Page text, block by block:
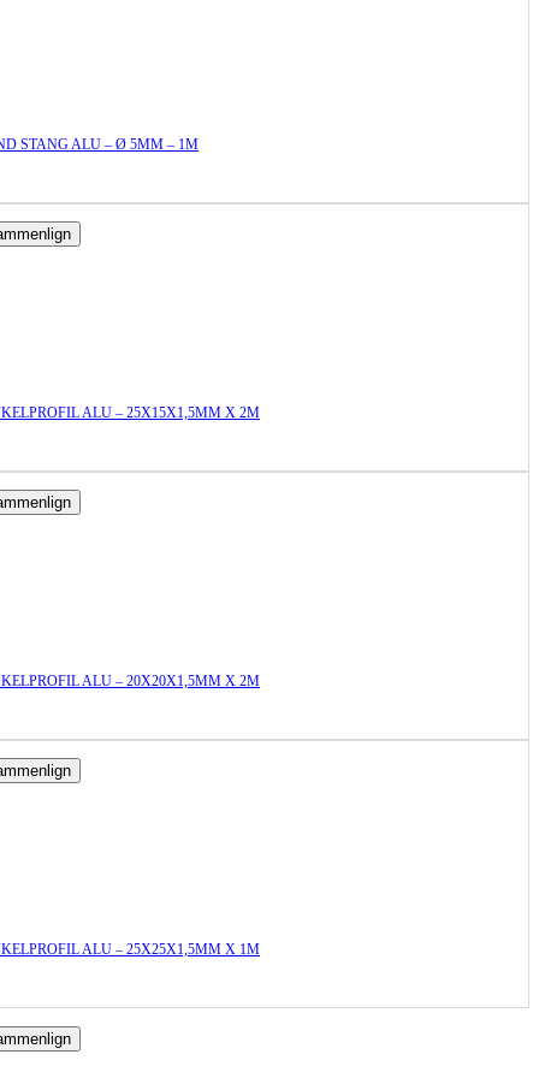
STANG ALU – Ø 5MM – 1M
ALU – 25X15X1,5MM X 2M
ALU – 20X20X1,5MM X 2M
ALU – 25X25X1,5MM X 1M